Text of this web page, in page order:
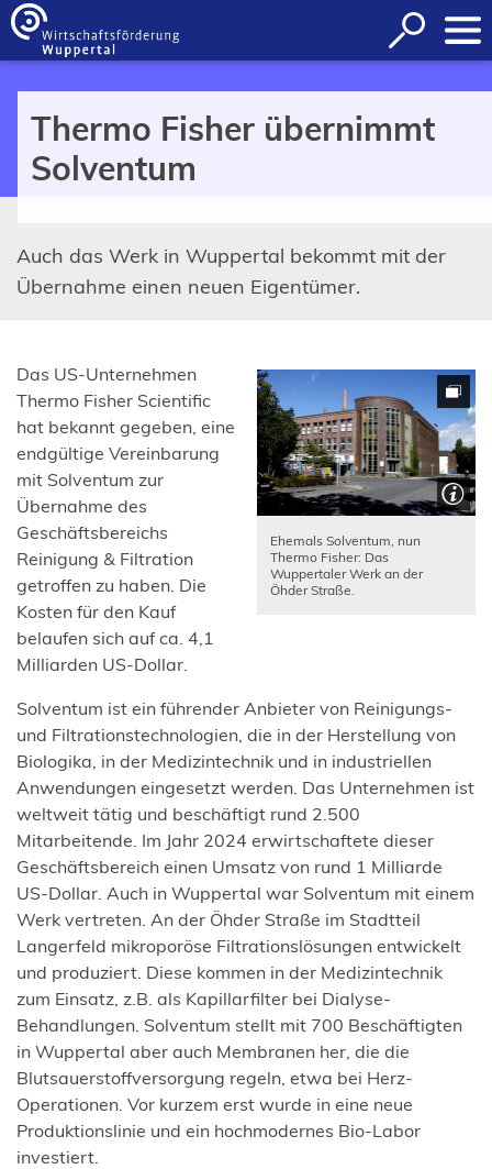
Inhalt anspringen
Suche
öffnen
Thermo Fisher übernimmt
Solventum
Auch das Werk in Wuppertal bekommt mit der
Übernahme einen neuen Eigentümer.
Ehemals Solventum, nun
Thermo Fisher: Das
Wuppertaler Werk an der
Öhder Straße.
Das US-Unternehmen
Thermo Fisher Scientific
hat bekannt gegeben, eine
endgültige Vereinbarung
mit Solventum zur
Übernahme des
Geschäftsbereichs
Reinigung & Filtration
getroffen zu haben. Die
Kosten für den Kauf
belaufen sich auf ca. 4,1
Milliarden US-Dollar.
Solventum ist ein führender Anbieter von Reinigungs-
und Filtrationstechnologien, die in der Herstellung von
Biologika, in der Medizintechnik und in industriellen
Anwendungen eingesetzt werden. Das Unternehmen ist
weltweit tätig und beschäftigt rund 2.500
Mitarbeitende. Im Jahr 2024 erwirtschaftete dieser
Geschäftsbereich einen Umsatz von rund 1 Milliarde
US-Dollar. Auch in Wuppertal war Solventum mit einem
Werk vertreten. An der Öhder Straße im Stadtteil
Langerfeld mikroporöse Filtrationslösungen entwickelt
und produziert. Diese kommen in der Medizintechnik
zum Einsatz, z.B. als Kapillarfilter bei Dialyse-
Behandlungen. Solventum stellt mit 700 Beschäftigten
in Wuppertal aber auch Membranen her, die die
Blutsauerstoffversorgung regeln, etwa bei Herz-
Operationen. Vor kurzem erst wurde in eine neue
Produktionslinie und ein hochmodernes Bio-Labor
investiert.